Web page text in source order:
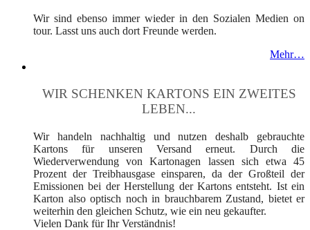
Wir sind ebenso immer wieder in den Sozialen Medien on
tour. Lasst uns auch dort Freunde werden.
Mehr…
WIR SCHENKEN KARTONS EIN ZWEITES
LEBEN...
Wir handeln nachhaltig und nutzen deshalb gebrauchte
Kartons für unseren Versand erneut. Durch die
Wiederverwendung von Kartonagen lassen sich etwa 45
Prozent der Treibhausgase einsparen, da der Großteil der
Emissionen bei der Herstellung der Kartons entsteht. Ist ein
Karton also optisch noch in brauchbarem Zustand, bietet er
weiterhin den gleichen Schutz, wie ein neu gekaufter.
Vielen Dank für Ihr Verständnis!